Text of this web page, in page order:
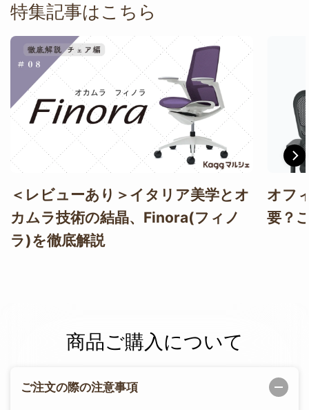
特集記事はこちら
＜レビューあり＞イタリア美学とオ
カムラ技術の結晶、Finora(フィノ
ラ)を徹底解説
オフ
要？
商品ご購入について
ご注文の際の注意事項